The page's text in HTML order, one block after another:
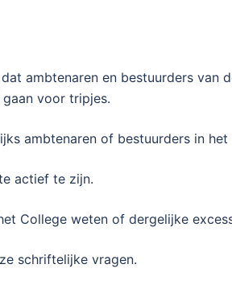
ambtenaren en bestuurders
voor tripjes.
ambtenaren of bestuurders in
actief te zijn.
College weten of dergelijke
schriftelijke vragen.